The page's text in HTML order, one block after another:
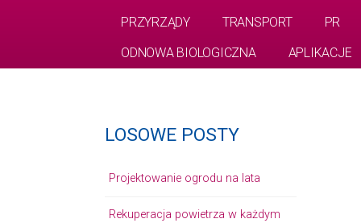
PRZYRZĄDY
TRANSPORT
PR
ODNOWA BIOLOGICZNA
APLIKACJE
LOSOWE POSTY
Projektowanie ogrodu na lata
Rekuperacja powietrza w każdym